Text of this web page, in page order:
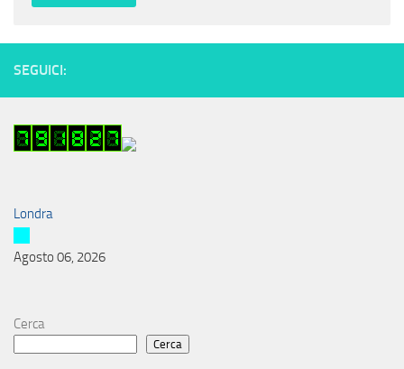
SEGUICI:
Londra
Agosto 06, 2026
Cerca
Cerca